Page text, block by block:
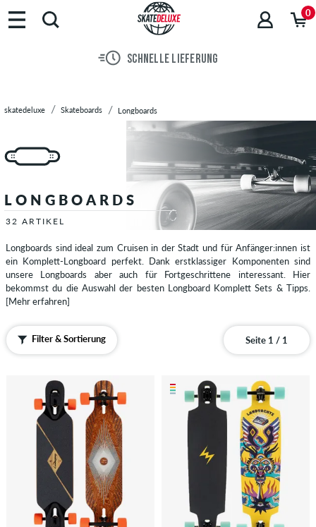
0
SCHNELLE LIEFERUNG
skatedeluxe Skateboards Longboards
LONGBOARDS
32 ARTIKEL
Longboards sind ideal zum Cruisen in der Stadt und für Anfänger:innen ist
ein Komplett-Longboard perfekt. Dank erstklassiger Komponenten sind
unsere Longboards aber auch für Fortgeschrittene interessant. Hier
bekommst du die Auswahl der besten Longboard Komplett Sets & Tipps.
[Mehr erfahren]
Filter & Sortierung Seite 1 / 1